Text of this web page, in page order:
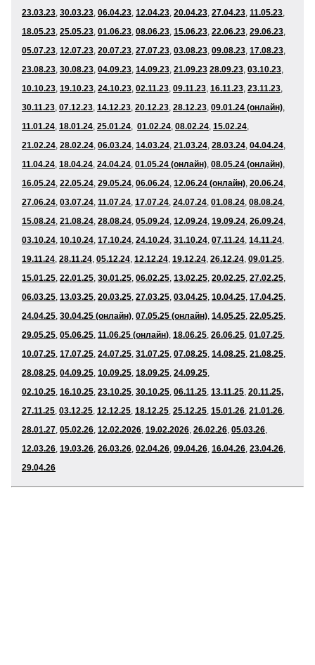
23.03.23, 30.03.23, 06.04.23, 12.04.23, 20.04.23, 27.04.23, 11.05.23,
18.05.23, 25.05.23, 01.06.23, 08.06.23, 15.06.23, 22.06.23, 29.06.23,
05.07.23, 12.07.23, 20.07.23, 27.07.23, 03.08.23, 09.08.23, 17.08.23,
23.08.23, 30.08.23, 04.09.23, 14.09.23, 21.09.23 28.09.23, 03.10.23,
10.10.23, 19.10.23, 24.10.23, 02.11.23, 09.11.23, 16.11.23, 23.11.23,
30.11.23, 07.12.23, 14.12.23, 20.12.23, 28.12.23, 09.01.24 (онлайн),
11.01.24, 18.01.24, 25.01.24, 01.02.24, 08.02.24, 15.02.24,
21.02.24, 28.02.24, 06.03.24, 14.03.24, 21.03.24, 28.03.24, 04.04.24,
11.04.24, 18.04.24, 24.04.24, 01.05.24 (онлайн), 08.05.24 (онлайн),
16.05.24, 22.05.24, 29.05.24, 06.06.24, 12.06.24 (онлайн), 20.06.24,
27.06.24, 03.07.24, 11.07.24, 17.07.24, 24.07.24, 01.08.24, 08.08.24,
15.08.24, 21.08.24, 28.08.24, 05.09.24, 12.09.24, 19.09.24, 26.09.24,
03.10.24, 10.10.24, 17.10.24, 24.10.24, 31.10.24, 07.11.24, 14.11.24,
19.11.24, 28.11.24, 05.12.24, 12.12.24, 19.12.24, 26.12.24, 09.01.25,
15.01.25, 22.01.25, 30.01.25, 06.02.25, 13.02.25, 20.02.25, 27.02.25,
06.03.25, 13.03.25, 20.03.25, 27.03.25, 03.04.25, 10.04.25, 17.04.25,
24.04.25, 30.04.25 (онлайн), 07.05.25 (онлайн), 14.05.25, 22.05.25,
29.05.25, 05.06.25, 11.06.25 (онлайн), 18.06.25, 26.06.25, 01.07.25,
10.07.25, 17.07.25, 24.07.25, 31.07.25, 07.08.25, 14.08.25, 21.08.25,
28.08.25, 04.09.25, 10.09.25, 18.09.25, 24.09.25,
02.10.25, 16.10.25, 23.10.25, 30.10.25, 06.11.25, 13.11.25, 20.11.25,
27.11.25, 03.12.25, 12.12.25, 18.12.25, 25.12.25, 15.01.26, 21.01.26,
28.01.27, 05.02.26, 12.02.2026, 19.02.2026, 26.02.26, 05.03.26,
12.03.26, 19.03.26, 26.03.26, 02.04.26, 09.04.26, 16.04.26, 23.04.26,
29.04.26